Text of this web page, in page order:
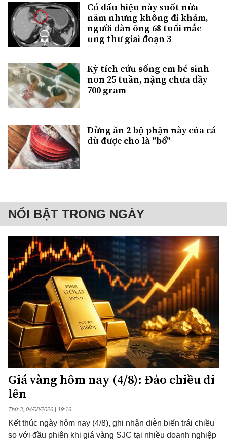
Có dấu hiệu này suốt nửa
năm nhưng không đi khám,
người đàn ông 68 tuổi mắc
ung thư giai đoạn 3
Kỳ tích cứu sống em bé sinh
non 25 tuần, nặng chưa đầy
700 gram
Đừng ăn 2 bộ phận này của cá
dù được cho là "bổ"
NỔI BẬT TRONG NGÀY
Giá vàng hôm nay (4/8): Đảo chiều đi
lên
Thứ 3, 04/08/2026 | 19:16
Kết thúc ngày hôm nay (4/8), ghi nhận diễn biến trái chiều
so với đầu phiên khi giá vàng SJC tại nhiều doanh nghiệp